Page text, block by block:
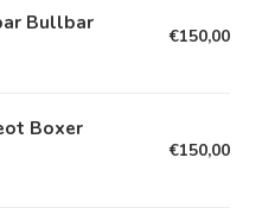
Bullbar
€150,00
Boxer
€150,00